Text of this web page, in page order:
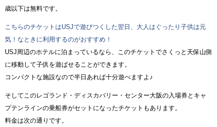
歳以下は無料です。
こちらのチケットはUSJで遊びつくした翌日、大人はぐったり子供は元
気！なときに利用するのがおすすめ！
USJ周辺のホテルに泊まっているなら、このチケットでさくっと天保山側
に移動して子供を遊ばせることができます。
コンパクトな施設なので半日あれば十分遊べますよ♪
そしてこのレゴランド・ディスカバリー・センター大阪の入場券とキャ
プテンラインの乗船券がセットになったチケットもあります。
料金は次の通りです。